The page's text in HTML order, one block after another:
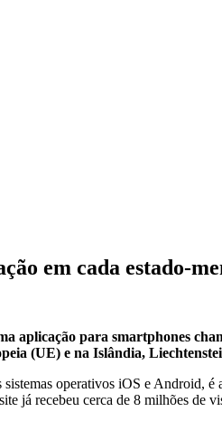
em cada estado-
aplicação para smartphones
(UE) e na Islândia,
sistemas operativos iOS e Android,
já recebeu cerca de 8 milhões de